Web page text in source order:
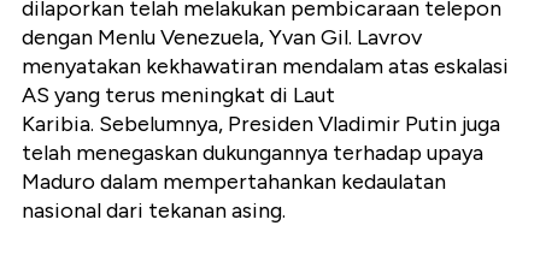
dilaporkan telah melakukan pembicaraan telepon
dengan Menlu Venezuela, Yvan Gil. Lavrov
menyatakan kekhawatiran mendalam atas eskalasi
AS yang terus meningkat di Laut
Karibia. Sebelumnya, Presiden Vladimir Putin juga
telah menegaskan dukungannya terhadap upaya
Maduro dalam mempertahankan kedaulatan
nasional dari tekanan asing.